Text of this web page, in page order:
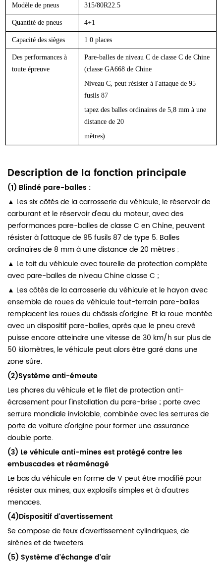
Modèle de pneus 315/80R22.5
Quantité de pneus 4+1
Capacité des sièges 10 places
Des performances à
toute épreuve
Pare-balles de niveau C de classe C de Chine
(classe GA668 de Chine
Niveau C, peut résister à l'attaque de 95
fusils 87
tapez des balles ordinaires de 5,8 mm à une
distance de 20
mètres)
Description de la fonction principale
(1) Blindé pare-balles :
▲ Les six côtés de la carrosserie du véhicule, le réservoir de
carburant et le réservoir d'eau du moteur, avec des
performances pare-balles de classe C en Chine, peuvent
résister à l'attaque de 95 fusils 87 de type 5. Balles
ordinaires de 8 mm à une distance de 20 mètres ;
▲ Le toit du véhicule avec tourelle de protection complète
avec pare-balles de niveau Chine classe C ;
▲ Les côtés de la carrosserie du véhicule et le hayon avec
ensemble de roues de véhicule tout-terrain pare-balles
remplacent les roues du châssis d'origine. Et la roue montée
avec un dispositif pare-balles, après que le pneu crevé
puisse encore atteindre une vitesse de 30 km/h sur plus de
50 kilomètres, le véhicule peut alors être garé dans une
zone sûre.
(2)Système anti-émeute
Les phares du véhicule et le filet de protection anti-
écrasement pour l'installation du pare-brise ; porte avec
serrure mondiale inviolable, combinée avec les serrures de
porte de voiture d'origine pour former une assurance
double porte.
(3) Le véhicule anti-mines est protégé contre les
embuscades et réaménagé
Le bas du véhicule en forme de V peut être modifié pour
résister aux mines, aux explosifs simples et à d'autres
menaces.
(4)Dispositif d'avertissement
Se compose de feux d'avertissement cylindriques, de
sirènes et de tweeters.
(5) Système d'échange d'air